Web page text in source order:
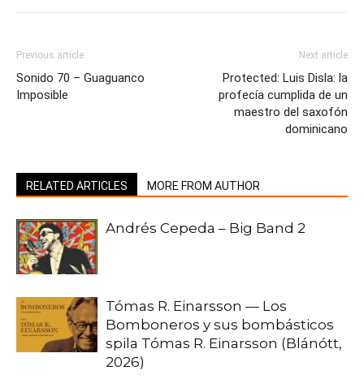
Previous article
Sonido 70 – Guaguanco
Imposible
Next article
Protected: Luis Disla: la
profecía cumplida de un
maestro del saxofón
dominicano
RELATED ARTICLES MORE FROM AUTHOR
Andrés Cepeda – Big Band 2
Tómas R. Einarsson — Los
Bomboneros y sus bombásticos
spila Tómas R. Einarsson (Blánótt,
2026)